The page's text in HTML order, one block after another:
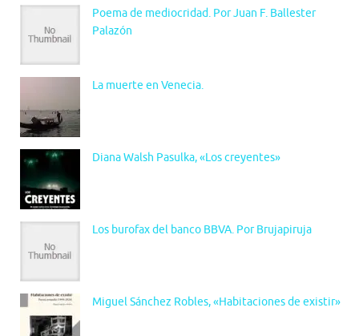
Poema de mediocridad. Por Juan F. Ballester
Palazón
La muerte en Venecia.
Diana Walsh Pasulka, «Los creyentes»
Los burofax del banco BBVA. Por Brujapiruja
Miguel Sánchez Robles, «Habitaciones de existir»